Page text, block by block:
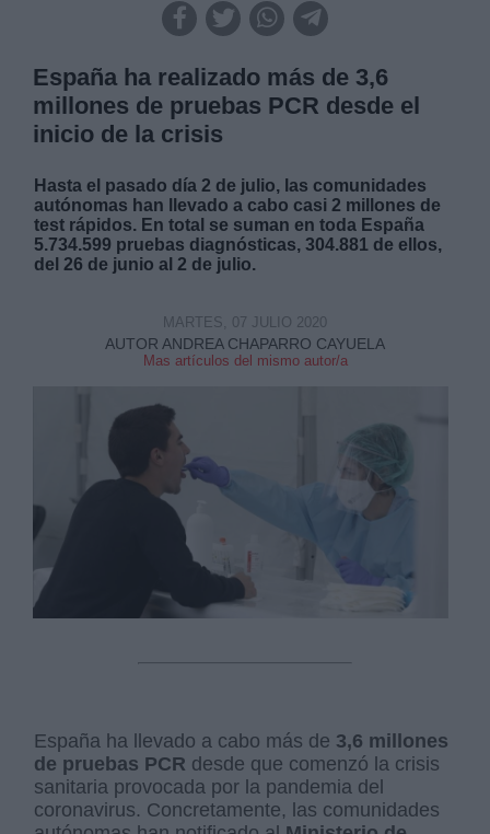
España ha realizado más de 3,6
millones de pruebas PCR desde el
inicio de la crisis
Hasta el pasado día 2 de julio, las comunidades
autónomas han llevado a cabo casi 2 millones de
test rápidos. En total se suman en toda España
5.734.599 pruebas diagnósticas, 304.881 de ellos,
del 26 de junio al 2 de julio.
AUTOR ANDREA CHAPARRO CAYUELA
Mas artículos del mismo autor/a
MARTES, 07 JULIO 2020
España ha llevado a cabo más de 3,6 millones
de pruebas PCR desde que comenzó la crisis
sanitaria provocada por la pandemia del
coronavirus. Concretamente, las comunidades